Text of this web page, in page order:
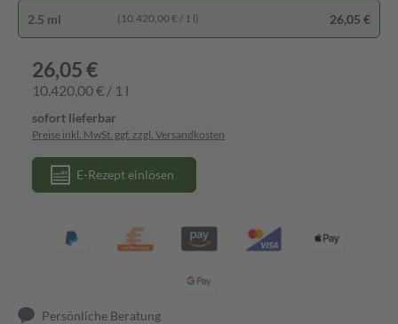
2.5 ml (10.420,00 € / 1 l) 26,05 €
26,05 €
10.420,00 € / 1 l
sofort lieferbar
Preise inkl. MwSt. ggf. zzgl. Versandkosten
E-Rezept einlösen
Persönliche Beratung